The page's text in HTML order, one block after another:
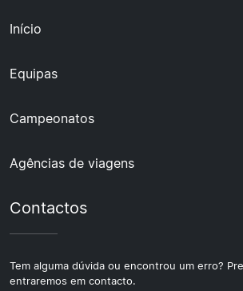
Início
Equipas
Campeonatos
Agências de viagens
Contactos
Tem alguma dúvida ou encontrou um erro?
entraremos em contacto.